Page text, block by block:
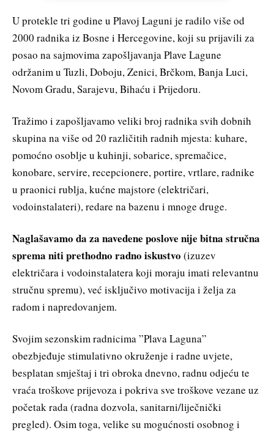
U protekle tri godine u Plavoj Laguni je radilo više od
2000 radnika iz Bosne i Hercegovine, koji su prijavili za
posao na sajmovima zapošljavanja Plave Lagune
održanim u Tuzli, Doboju, Zenici, Brčkom, Banja Luci,
Novom Gradu, Sarajevu, Bihaću i Prijedoru.
Tražimo i zapošljavamo veliki broj radnika svih dobnih
skupina na više od 20 različitih radnih mjesta: kuhare,
pomoćno osoblje u kuhinji, sobarice, spremačice,
konobare, servire, recepcionere, portire, vrtlare, radnike
u praonici rublja, kućne majstore (električari,
vodoinstalateri), redare na bazenu i mnoge druge.
Naglašavamo da za navedene poslove nije bitna stručna
sprema niti prethodno radno iskustvo (izuzev
električara i vodoinstalatera koji moraju imati relevantnu
stručnu spremu), već isključivo motivacija i želja za
radom i napredovanjem.
Svojim sezonskim radnicima ”Plava Laguna”
obezbjeđuje stimulativno okruženje i radne uvjete,
besplatan smještaj i tri obroka dnevno, radnu odjeću te
vraća troškove prijevoza i pokriva sve troškove vezane uz
početak rada (radna dozvola, sanitarni/liječnički
pregled). Osim toga, velike su mogućnosti osobnog i